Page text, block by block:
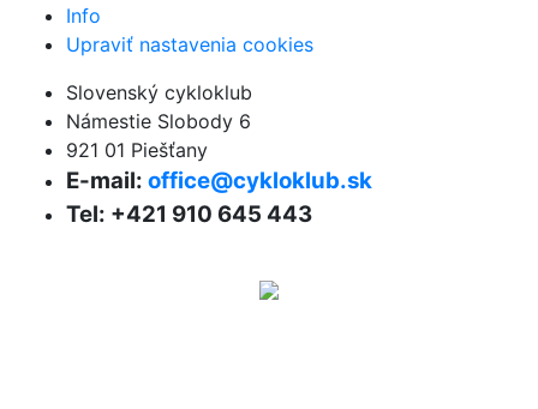
Info
Upraviť nastavenia cookies
Slovenský cykloklub
Námestie Slobody 6
921 01 Piešťany
E-mail: office@cykloklub.sk
Tel: +421 910 645 443